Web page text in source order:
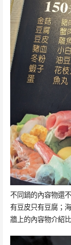
不同鍋的內容物還
有豆皮只有豆腐；
牆上的內容物介紹